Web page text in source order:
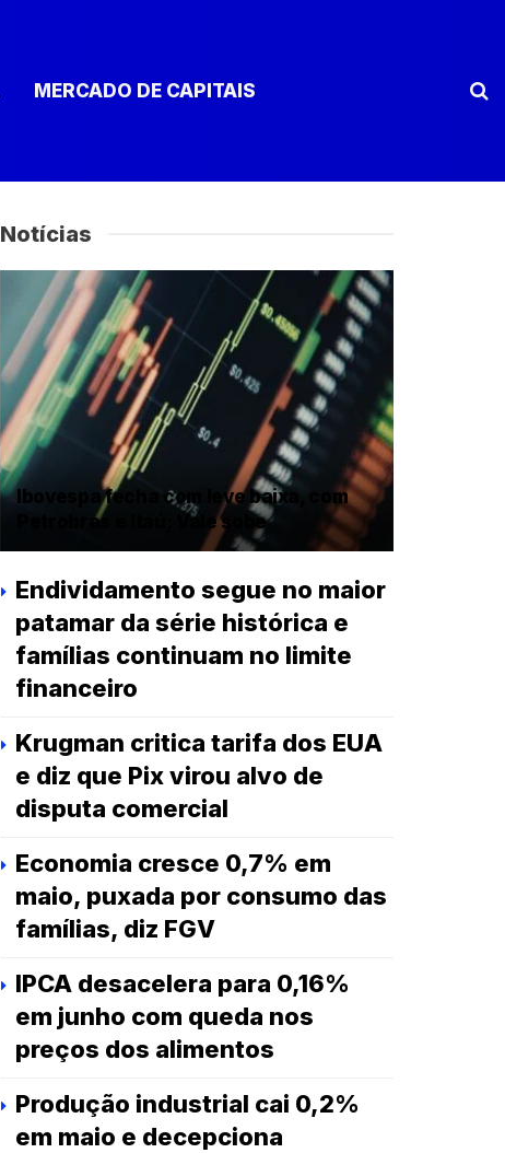
MERCADO DE CAPITAIS
Notícias
Ibovespa fecha com leve baixa, com
Petrobras e Itaú; Vale sobe
Endividamento segue no maior
patamar da série histórica e
famílias continuam no limite
financeiro
Krugman critica tarifa dos EUA
e diz que Pix virou alvo de
disputa comercial
Economia cresce 0,7% em
maio, puxada por consumo das
famílias, diz FGV
IPCA desacelera para 0,16%
em junho com queda nos
preços dos alimentos
Produção industrial cai 0,2%
em maio e decepciona